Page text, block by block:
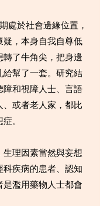
處於社會邊緣位置，
疑，本身自我自尊低
了牛角尖，把身邊
給幫了一套。研究結
障和視障人士、言語
或者老人家，都比
。
生理因素當然與妄想
疾病的患者、認知
濫用藥物人士都會